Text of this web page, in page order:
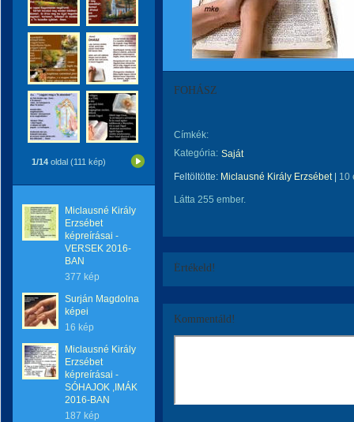
1/14 oldal (111 kép)
Miclausné Király
Erzsébet
képreírásai -
VERSEK 2016-
BAN
377 kép
Surján Magdolna
képei
16 kép
Miclausné Király
Erzsébet
képreírásai -
SÓHAJOK ,IMÁK
2016-BAN
187 kép
FOHÁSZ
Címkék:
Kategória: Saját
Feltöltötte: Miclausné Király Erzsébet| 10
Látta 255 ember.
Értékeld!
Kommentáld!